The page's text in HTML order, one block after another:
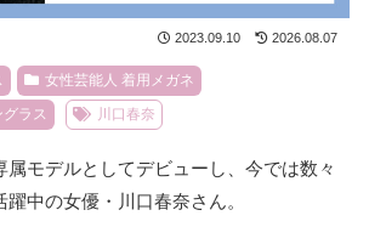
2023.09.10 2026.08.07
女性芸能人 着用メガネ
ラス
川口春奈
属モデルとしてデビューし、今では数々
中の女優・川口春奈さん。